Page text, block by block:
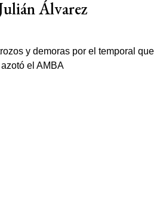
Álvarez